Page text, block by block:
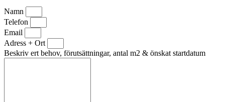
Namn
Telefon
Email
Adress + Ort
Beskriv ert behov, förutsättningar, antal m2 & önskat startdatum